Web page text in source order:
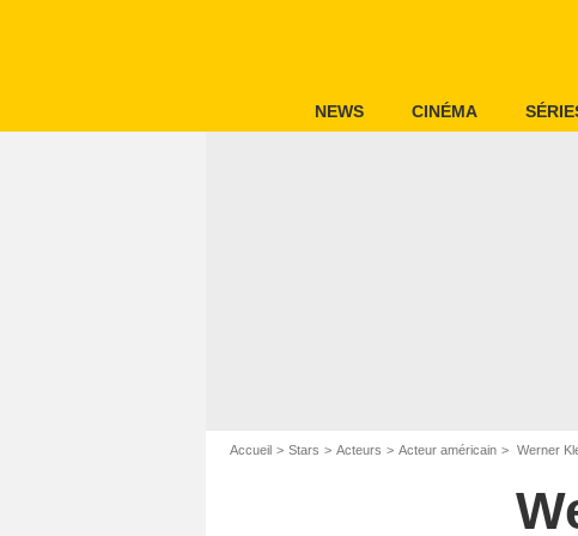
NEWS CINÉMA
Accueil Stars Acteurs Acteur américain Werner